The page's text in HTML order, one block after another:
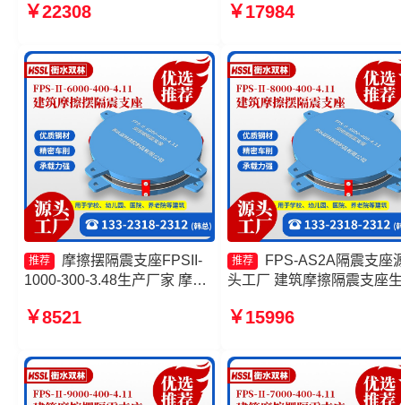
筑摩擦摆式减震支座厂家
￥22308
FPSII-8000-300-3.48源头
￥17984
推荐
摩擦摆隔震支座FPSII-
1000-300-3.48生产厂家 摩擦
支座生产厂家 摩擦摆隔震支座
￥8521
推荐
FPS-AS2A隔震支座
头工厂 建筑摩擦隔震支座
支座生产厂家 摩擦摆式减
￥15996